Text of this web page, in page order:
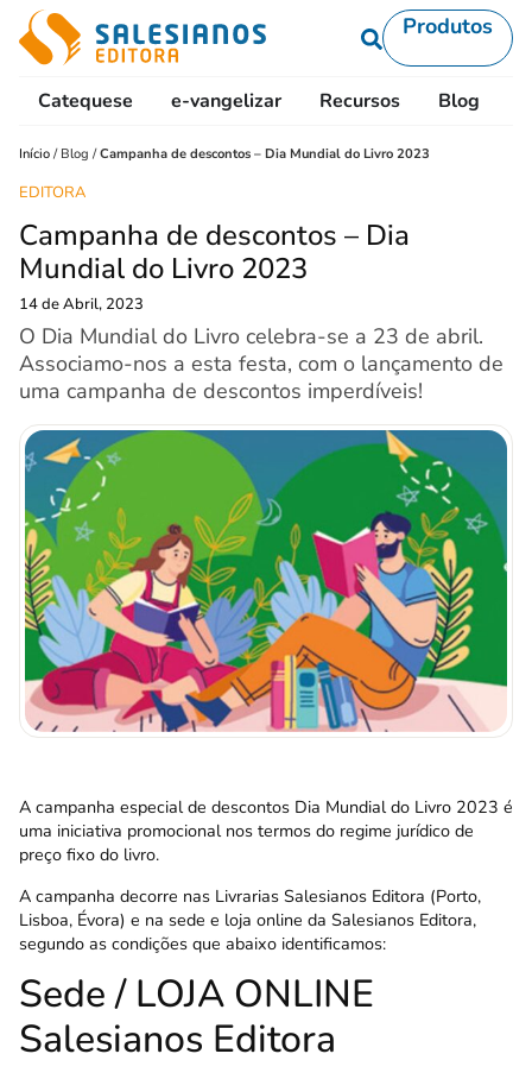
Produtos
Catequese e-vangelizar Recursos Blog
Início / Blog /Campanha de descontos – Dia Mundial do Livro 2023
EDITORA
Campanha de descontos – Dia
Mundial do Livro 2023
14 de Abril, 2023
O Dia Mundial do Livro celebra-se a 23 de abril.
Associamo-nos a esta festa, com o lançamento de
uma campanha de descontos imperdíveis!
A campanha especial de descontos Dia Mundial do Livro 2023 é
uma iniciativa promocional nos termos do regime jurídico de
preço fixo do livro.
A campanha decorre nas Livrarias Salesianos Editora (Porto,
Lisboa, Évora) e na sede e loja online da Salesianos Editora,
segundo as condições que abaixo identificamos:
Sede / LOJA ONLINE
Salesianos Editora